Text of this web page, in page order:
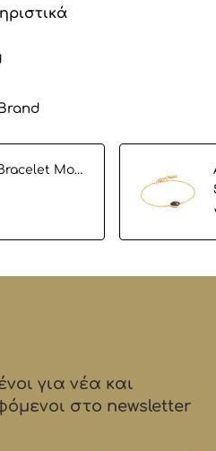
Ania Haie Bracelet Modern Cirlce B002-02G
για νέα και
στο newsletter